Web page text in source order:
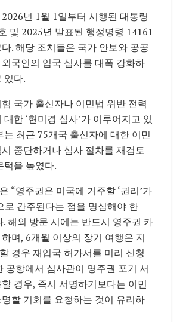
년 1월 1일부터 시행된 대통령
및 2025년 발표된 행정명령 14161
. 해당 조치들은 국가 안보와 공공
국인의 입국 심사를 대폭 강화하
있다.
국가 출신자나 이민법 위반 전력
한 ‘현미경 심사’가 이루어지고 있
는 최근 75개국 출신자에 대한 이민
중단하거나 심사 절차를 재검토
턱을 높였다.
“영주권은 미국에 거주할 ‘권리’가
로 간주된다는 점을 명심해야 한
. 해외 방문 시에는 반드시 영주권 카
며, 6개월 이상의 장기 여행은 지
경우 재입국 허가서를 미리 신청
공항에서 심사관이 영주권 포기 서
경우, 즉시 서명하기보다는 이민
할 기회를 요청하는 것이 유리하